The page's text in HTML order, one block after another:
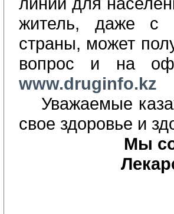
житель, даже с
страны, может
вопрос и на
www.druginfo.kz
Уважаемые
свое здоровье и
Мы